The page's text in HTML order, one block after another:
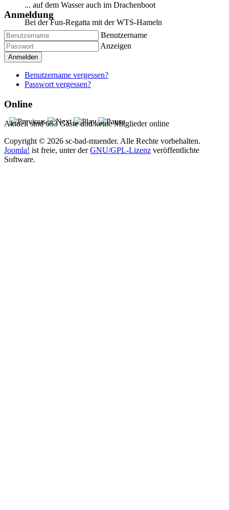
... auf dem Wasser auch im Drachenboot
Bei der Fun-Regatta mit der WTS-Hameln
Anmeldung
Benutzername
Anzeigen
Anmelden
Benutzername vergessen?
Passwort vergessen?
Online
Aktuell sind 653 Gäste und keine Mitglieder online
Copyright © 2026 sc-bad-muender. Alle Rechte vorbehalten.
Joomla! ist freie, unter derGNU/GPL-Lizenz veröffentlichte
Software.